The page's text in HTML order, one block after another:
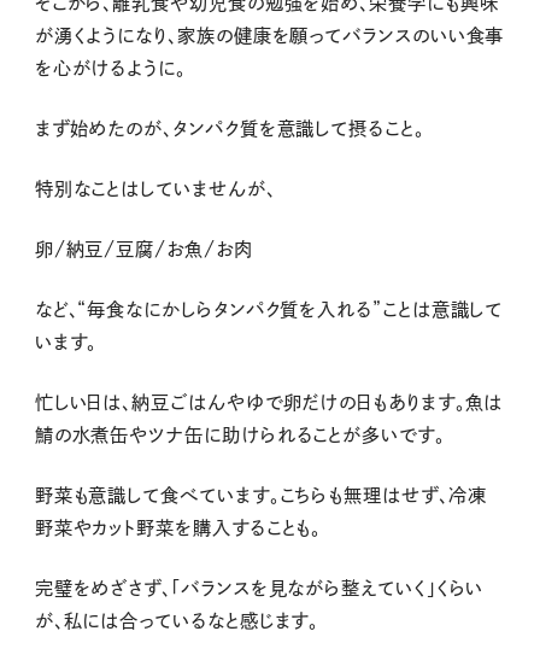
が湧くようになり、家族の健康を願ってバランスのいい食事
を心がけるように。
まず始めたのが、タンパク質を意識して摂ること。
特別なことはしていませんが、
卵/納豆/豆腐/お魚/お肉
など、“毎食なにかしらタンパク質を入れる”ことは意識して
います。
忙しい日は、納豆ごはんやゆで卵だけの日もあります。魚は
鯖の水煮缶やツナ缶に助けられることが多いです。
野菜も意識して食べています。こちらも無理はせず、冷凍
野菜やカット野菜を購入することも。
完璧をめざさず、「バランスを見ながら整えていく」くらい
が、私には合っているなと感じます。